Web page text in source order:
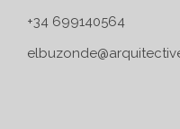
+34 699140564